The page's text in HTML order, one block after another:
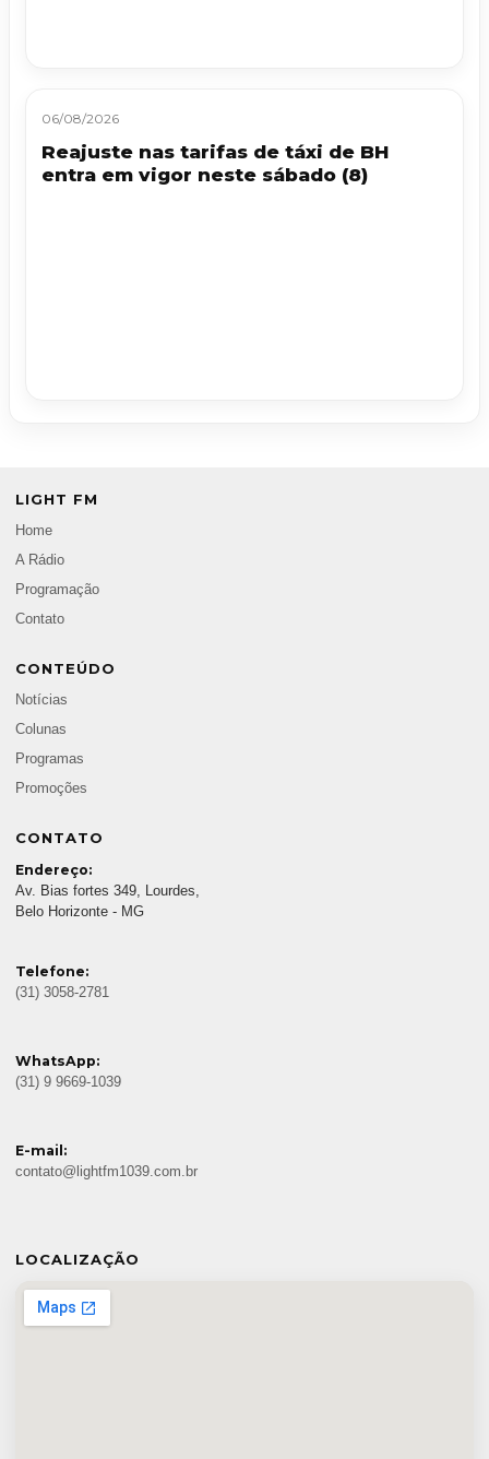
06/08/2026
Reajuste nas tarifas de táxi de BH
entra em vigor neste sábado (8)
LIGHT FM
Home
A Rádio
Programação
Contato
CONTEÚDO
Notícias
Colunas
Programas
Promoções
CONTATO
Endereço:
Av. Bias fortes 349, Lourdes,
Belo Horizonte - MG
Telefone:
(31) 3058-2781
WhatsApp:
(31) 9 9669-1039
E-mail:
contato@lightfm1039.com.br
LOCALIZAÇÃO